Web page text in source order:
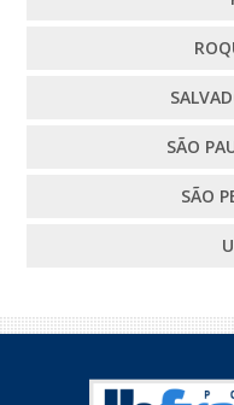
SÃO
SÃO